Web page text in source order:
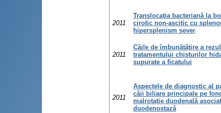
2011
Translocaţia bacteriană la
cirotic non-ascitic cu
hipersplenism sever
2011
Căile de îmbunătăţire a
tratamentului chisturilor
supurate a ficatului
2011
Aspectele de diagnostic al
căii biliare principale pe
malrotaţie duodenală
duodenostază